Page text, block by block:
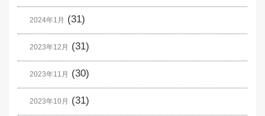
2024年1月 (31)
2023年12月 (31)
2023年11月 (30)
2023年10月 (31)